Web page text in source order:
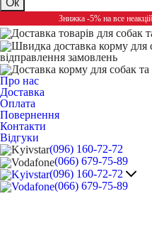
Ок
Знижка -5% на все
відправлення замовлень
Про нас
Доставка
Оплата
Повернення
Контакти
Відгуки
(096) 160-72-72
(066) 679-75-89
(096) 160-72-72
(066) 679-75-89